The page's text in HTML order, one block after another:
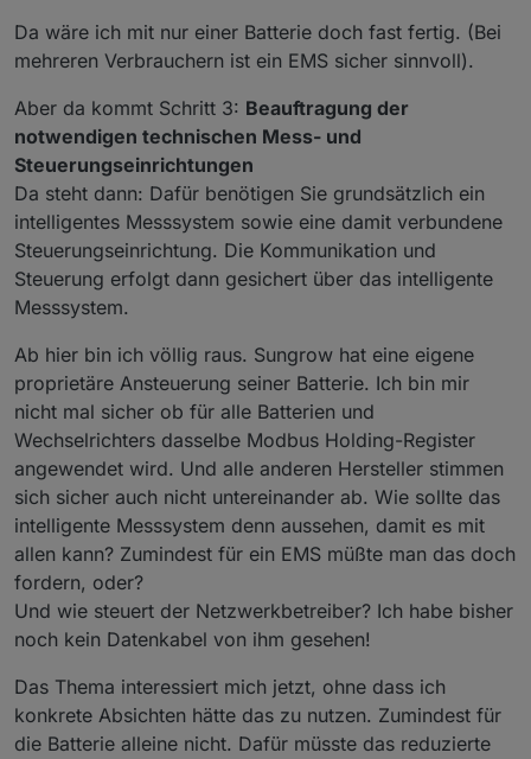
Da wäre ich mit nur einer Batterie doch fast fertig. (Bei
mehreren Verbrauchern ist ein EMS sicher sinnvoll).
Aber da kommt Schritt 3: Beauftragung der
notwendigen technischen Mess- und
Steuerungseinrichtungen
Da steht dann: Dafür benötigen Sie grundsätzlich ein
intelligentes Messsystem sowie eine damit verbundene
Steuerungseinrichtung. Die Kommunikation und
Steuerung erfolgt dann gesichert über das intelligente
Messsystem.
Ab hier bin ich völlig raus. Sungrow hat eine eigene
proprietäre Ansteuerung seiner Batterie. Ich bin mir
nicht mal sicher ob für alle Batterien und
Wechselrichters dasselbe Modbus Holding-Register
angewendet wird. Und alle anderen Hersteller stimmen
sich sicher auch nicht untereinander ab. Wie sollte das
intelligente Messsystem denn aussehen, damit es mit
allen kann? Zumindest für ein EMS müßte man das doch
fordern, oder?
Und wie steuert der Netzwerkbetreiber? Ich habe bisher
noch kein Datenkabel von ihm gesehen!
Das Thema interessiert mich jetzt, ohne dass ich
konkrete Absichten hätte das zu nutzen. Zumindest für
die Batterie alleine nicht. Dafür müsste das reduzierte